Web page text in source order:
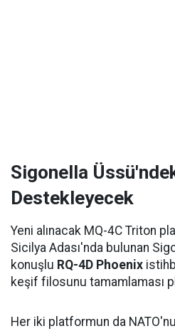
Sigonella
Destekleyecek
Yeni alınacak MQ-4C Triton
Sicilya Adası'nda bulunan
konuşlu RQ-4D Phoenix
keşif filosunu tamamlaması
Her iki platformun da